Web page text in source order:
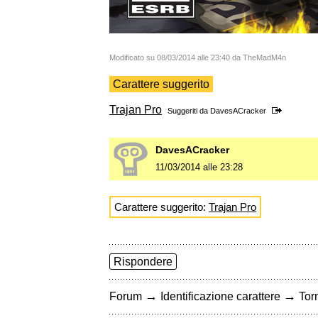
Modificato su 08/03/2014 alle 23:40 da TheMadM4n
Carattere suggerito
Trajan Pro Suggeriti da DavesACracker
DavesACracker
11/03/2014 alle 23:28
Carattere suggerito: Trajan Pro
Rispondere
Forum → Identificazione carattere →